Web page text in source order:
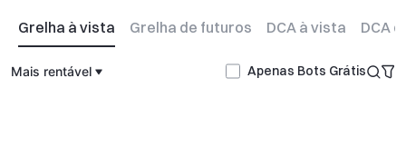
Pool de bots
Grelha à vista Grelha de futuros DCA à vista DCA
Mais rentável Apenas Bots Grátis